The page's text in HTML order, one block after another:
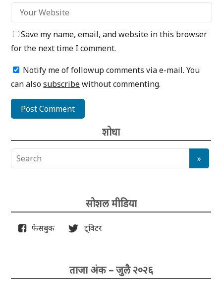
Save my name, email, and website in this browser
for the next time I comment.
Notify me of followup comments via e-mail. You
can alsosubscribewithout commenting.
शोधा
सोशल मीडिया
फेसबुक ट्विटर
ताजा अंक – जुलै २०२६